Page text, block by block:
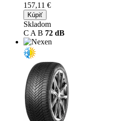
157,11 €
Kúpiť
Skladom
C A B 72 dB